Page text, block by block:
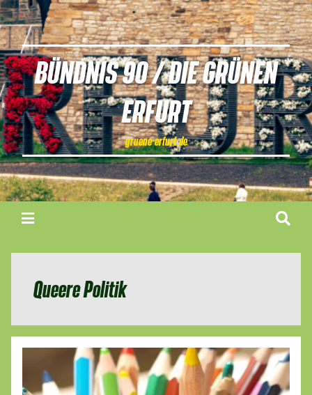
BÜNDNIS 90 / DIE GRÜNEN
ERFURT
gruene-erfurt.de
Queere Politik